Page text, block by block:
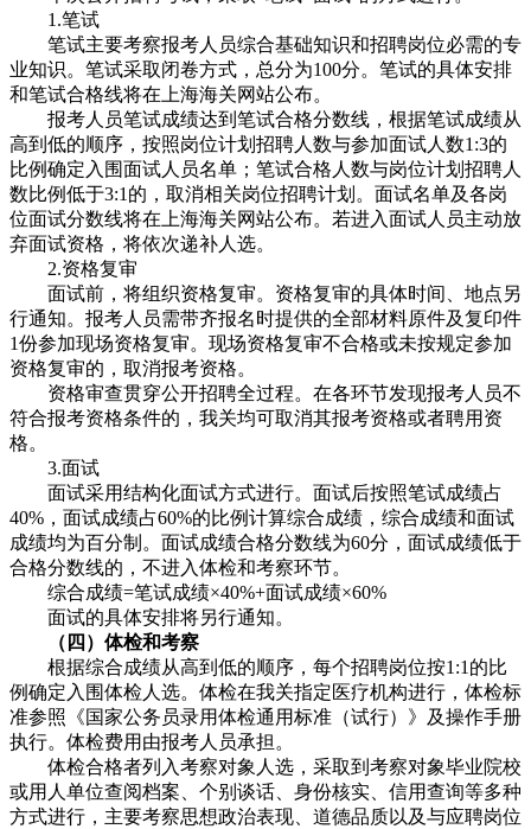
1.笔试
笔试主要考察报考人员综合基础知识和招聘岗位必需的专
业知识。笔试采取闭卷方式，总分为100分。笔试的具体安排
和笔试合格线将在上海海关网站公布。
报考人员笔试成绩达到笔试合格分数线，根据笔试成绩从
高到低的顺序，按照岗位计划招聘人数与参加面试人数1:3的
比例确定入围面试人员名单；笔试合格人数与岗位计划招聘人
数比例低于3:1的，取消相关岗位招聘计划。面试名单及各岗
位面试分数线将在上海海关网站公布。若进入面试人员主动放
弃面试资格，将依次递补人选。
2.资格复审
面试前，将组织资格复审。资格复审的具体时间、地点另
行通知。报考人员需带齐报名时提供的全部材料原件及复印件
1份参加现场资格复审。现场资格复审不合格或未按规定参加
资格复审的，取消报考资格。
资格审查贯穿公开招聘全过程。在各环节发现报考人员不
符合报考资格条件的，我关均可取消其报考资格或者聘用资
格。
3.面试
面试采用结构化面试方式进行。面试后按照笔试成绩占
40%，面试成绩占60%的比例计算综合成绩，综合成绩和面试
成绩均为百分制。面试成绩合格分数线为60分，面试成绩低于
合格分数线的，不进入体检和考察环节。
综合成绩=笔试成绩×40%+面试成绩×60%
面试的具体安排将另行通知。
（四）体检和考察
根据综合成绩从高到低的顺序，每个招聘岗位按1:1的比
例确定入围体检人选。体检在我关指定医疗机构进行，体检标
准参照《国家公务员录用体检通用标准（试行）》及操作手册
执行。体检费用由报考人员承担。
体检合格者列入考察对象人选，采取到考察对象毕业院校
或用人单位查阅档案、个别谈话、身份核实、信用查询等多种
方式进行，主要考察思想政治表现、道德品质以及与应聘岗位